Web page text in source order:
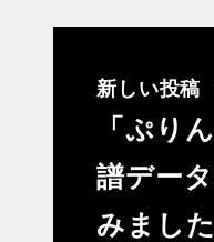
新しい投稿
「ぷり
譜デー
みました